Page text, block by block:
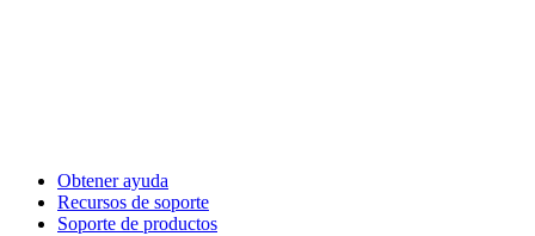
Obtener ayuda
Recursos de soporte
Soporte de productos